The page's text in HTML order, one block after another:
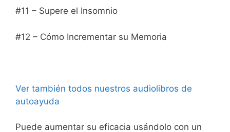
#11 – Supere el Insomnio
#12 – Cómo Incrementar su Memoria
Ver también todos nuestros audiolibros de
autoayuda
Puede aumentar su eficacia usándolo con un